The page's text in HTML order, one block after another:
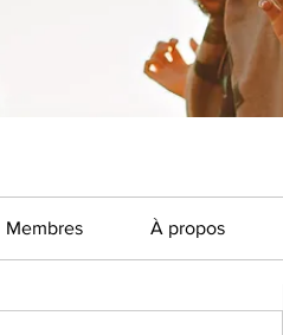
Membres À propos